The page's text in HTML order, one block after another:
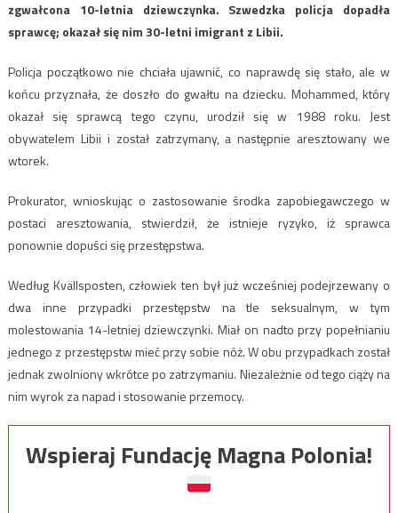
zgwałcona 10-letnia dziewczynka. Szwedzka policja dopadła
sprawcę; okazał się nim 30-letni imigrant z Libii.
Policja początkowo nie chciała ujawnić, co naprawdę się stało, ale w
końcu przyznała, że doszło do gwałtu na dziecku. Mohammed, który
okazał się sprawcą tego czynu, urodził się w 1988 roku. Jest
obywatelem Libii i został zatrzymany, a następnie aresztowany we
wtorek.
Prokurator, wnioskując o zastosowanie środka zapobiegawczego w
postaci aresztowania, stwierdził, że istnieje ryzyko, iż sprawca
ponownie dopuści się przestępstwa.
Według Kvällsposten, człowiek ten był już wcześniej podejrzewany o
dwa inne przypadki przestępstw na tle seksualnym, w tym
molestowania 14-letniej dziewczynki. Miał on nadto przy popełnianiu
jednego z przestępstw mieć przy sobie nóż. W obu przypadkach został
jednak zwolniony wkrótce po zatrzymaniu. Niezależnie od tego ciąży na
nim wyrok za napad i stosowanie przemocy.
Wspieraj Fundację Magna Polonia!